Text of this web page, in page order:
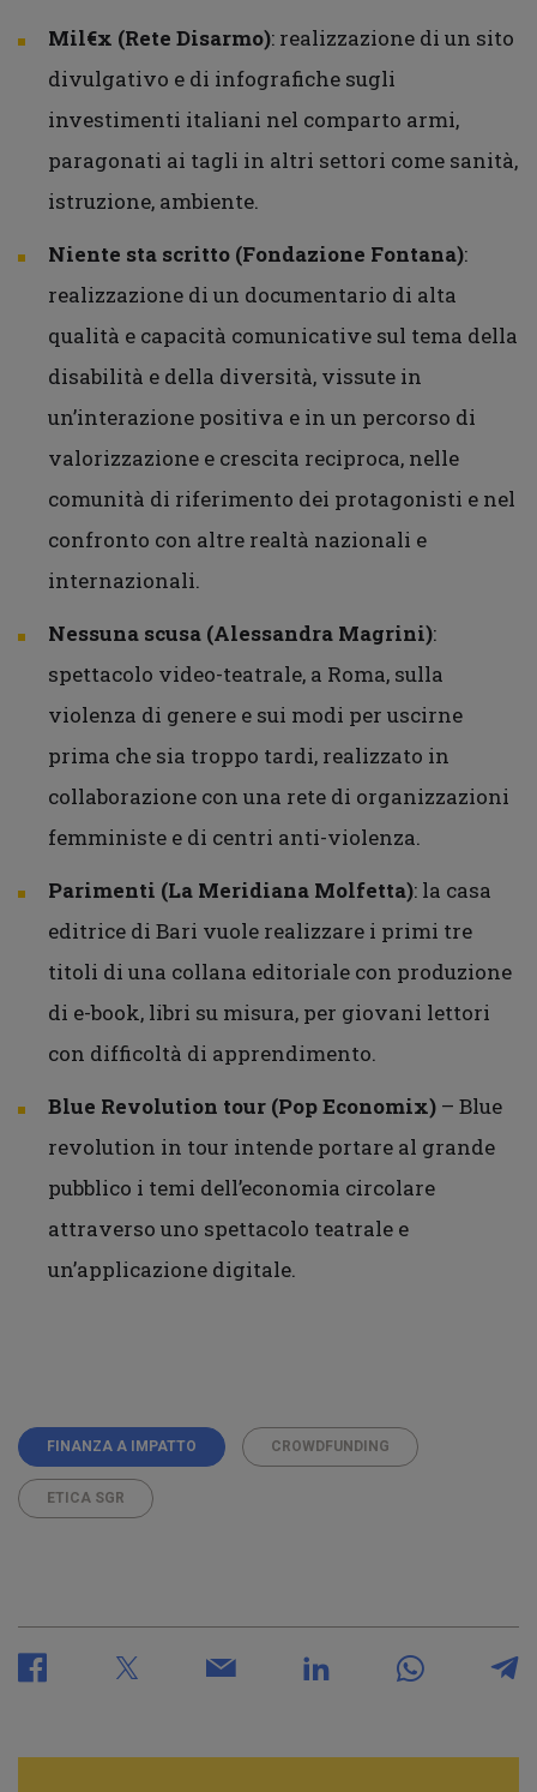
Mil€x (Rete Disarmo): realizzazione di un sito
divulgativo e di infografiche sugli
investimenti italiani nel comparto armi,
paragonati ai tagli in altri settori come sanità,
istruzione, ambiente.
Niente sta scritto (Fondazione Fontana):
realizzazione di un documentario di alta
qualità e capacità comunicative sul tema della
disabilità e della diversità, vissute in
un’interazione positiva e in un percorso di
valorizzazione e crescita reciproca, nelle
comunità di riferimento dei protagonisti e nel
confronto con altre realtà nazionali e
internazionali.
Nessuna scusa (Alessandra Magrini):
spettacolo video-teatrale, a Roma, sulla
violenza di genere e sui modi per uscirne
prima che sia troppo tardi, realizzato in
collaborazione con una rete di organizzazioni
femministe e di centri anti-violenza.
Parimenti (La Meridiana Molfetta): la casa
editrice di Bari vuole realizzare i primi tre
titoli di una collana editoriale con produzione
di e-book, libri su misura, per giovani lettori
con difficoltà di apprendimento.
Blue Revolution tour (Pop Economix) – Blue
revolution in tour intende portare al grande
pubblico i temi dell’economia circolare
attraverso uno spettacolo teatrale e
un’applicazione digitale.
FINANZA A IMPATTO CROWDFUNDING
ETICA SGR